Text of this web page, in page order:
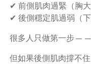
✔ 前側肌肉過緊（胸大
✔ 後側穩定肌過弱（
很多人只做第一步——
但如果後側肌肉撐不住